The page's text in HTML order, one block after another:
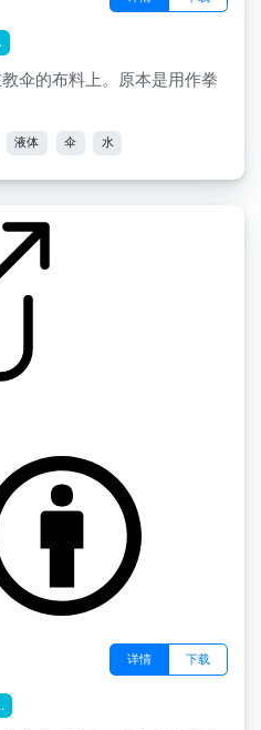
伞的布料上。原本是用作拳
液体 伞 水
详情 下载